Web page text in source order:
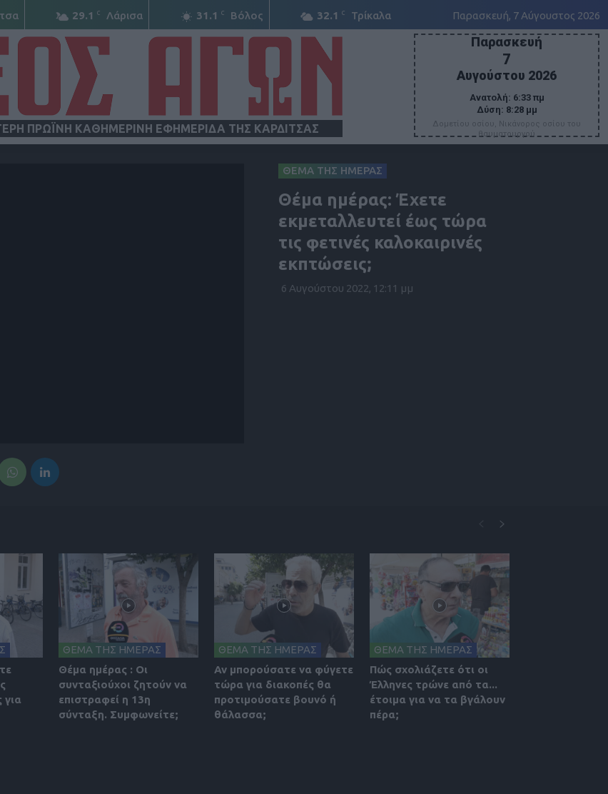
29.1 C Λάρισα 31.1 C Βόλος 32.1 C Τρίκαλα Παρασκευή, 7 Αύγουστος 2026
ΠΡΩΪΝΗ ΚΑΘΗΜΕΡΙΝΗ ΕΦΗΜΕΡΙΔΑ ΤΗΣ ΚΑΡΔΙΤΣΑΣ
Παρασκευή
7
Αυγούστου 2026
Ανατολή: 6:33 πμ
Δύση: 8:28 μμ
Δομετίου οσίου, Νικάνορος οσίου του
θαυματουργού
ΘΕΜΑ ΤΗΣ ΗΜΕΡΑΣ
Θέμα ημέρας: Έχετε
εκμεταλλευτεί έως τώρα
τις φετινές καλοκαιρινές
εκπτώσεις;
6 Αυγούστου 2022, 12:11 μμ
για
ΘΕΜΑ ΤΗΣ ΗΜΕΡΑΣ
Θέμα ημέρας : Οι
συνταξιούχοι ζητούν να
επιστραφεί η 13η
σύνταξη. Συμφωνείτε;
ΘΕΜΑ ΤΗΣ ΗΜΕΡΑΣ
Αν μπορούσατε να φύγετε
τώρα για διακοπές θα
προτιμούσατε βουνό ή
θάλασσα;
ΘΕΜΑ ΤΗΣ ΗΜΕΡΑΣ
Πώς σχολιάζετε ότι οι
Έλληνες τρώνε από τα...
έτοιμα για να τα βγάλουν
πέρα;